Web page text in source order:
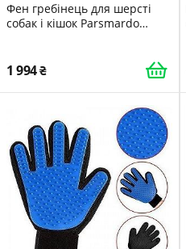
Фен гребінець для шерсті
собак і кішок Parsmardo
1 994